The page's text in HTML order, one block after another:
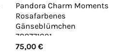
Pandora Charm Moments
Rosafarbenes
Gänseblümchen
788771C01
75,00 €